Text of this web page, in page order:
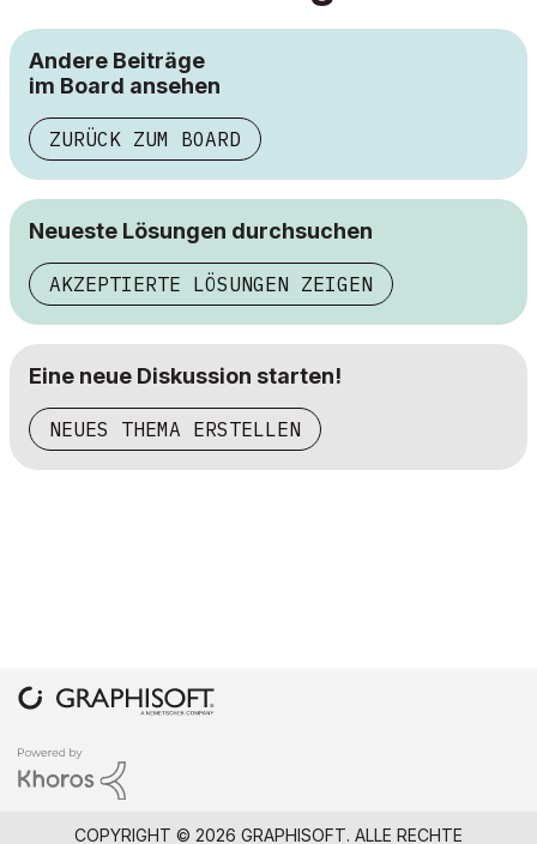
Andere Beiträge
im Board ansehen
ZURÜCK ZUM BOARD
Neueste Lösungen durchsuchen
AKZEPTIERTE LÖSUNGEN ZEIGEN
Eine neue Diskussion starten!
NEUES THEMA ERSTELLEN
COPYRIGHT © 2026 GRAPHISOFT. ALLE RECHTE